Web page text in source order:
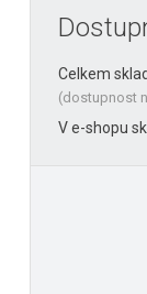
Celkem
(dostupnost
V e-shopu